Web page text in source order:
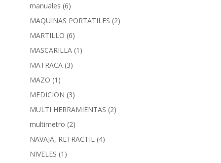
manuales (6)
MAQUINAS PORTATILES (2)
MARTILLO (6)
MASCARILLA (1)
MATRACA (3)
MAZO (1)
MEDICION (3)
MULTI HERRAMIENTAS (2)
multimetro (2)
NAVAJA, RETRACTIL (4)
NIVELES (1)